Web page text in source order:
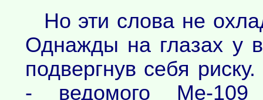
Но эти слова не
Однажды на глазах у
подвергнув себя
- ведомого Me-109